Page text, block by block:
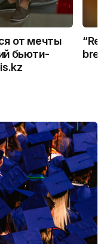
от мечты
бьюти-